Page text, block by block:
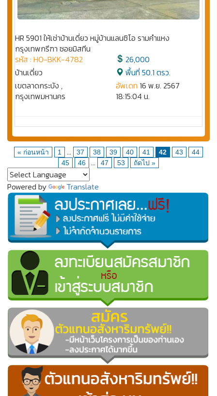
HR 5901 ให้เช่าบ้านเดี่ยว หมู่บ้านแลนซิโอ รามคำแหง
กรุงเทพกรีฑา ซอยมิสทีน
รหัส : HO-BKK-4782
บ้านเดี่ยว
เขตลาดกระบัง ,
กรุงเทพมหานคร
26,000
พื้นที่ 50.1 ตรว.
อัพเดท 16 พ.ย. 2567
18:15:04 น.
« ก่อนหน้า 1 ... 37 38 39 40 41 42 43
44
45
46 ... 47 53 ถัดไป »
Powered by Translate